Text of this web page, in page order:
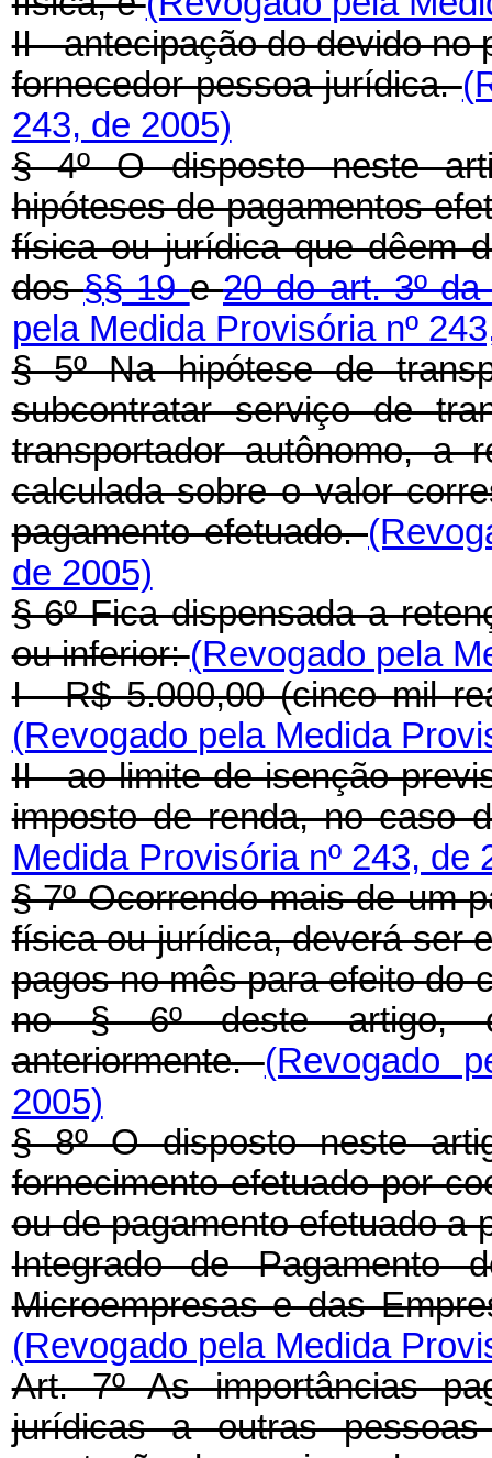
II - antecipação do devido no
fornecedor pessoa jurídica.
243, de 2005)
§ 4º O disposto neste
hipóteses de pagamentos
física ou jurídica que dêem
dos§§ 19e20 do art. 3º
pela Medida Provisória nº
§ 5º Na hipótese de
subcontratar serviço de
transportador autônomo,
calculada sobre o valor
pagamento efetuado.
de 2005)
§ 6º Fica dispensada a
ou inferior:(Revogado pela
I - R$ 5.000,00 (cinco mil
(Revogado pela Medida
II - ao limite de isenção
imposto de renda, no caso
Medida Provisória nº 243, de
§ 7º Ocorrendo mais de um
física ou jurídica, deverá ser
pagos no mês para efeito do
no § 6º deste artigo,
anteriormente.(Revogado
2005)
§ 8º O disposto neste
fornecimento efetuado por
ou de pagamento efetuado a
Integrado de Pagamento
Microempresas e das
(Revogado pela Medida
Art. 7º As importâncias
jurídicas a outras